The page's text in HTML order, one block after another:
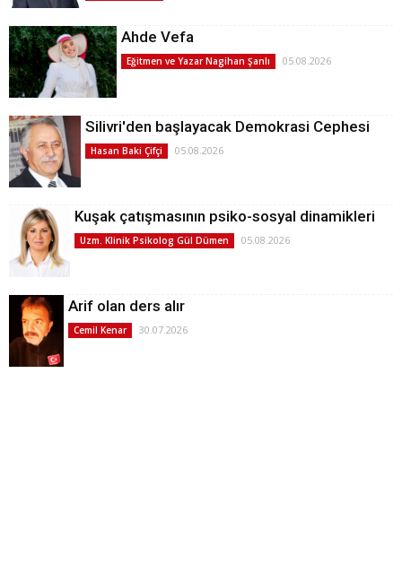
Ahde Vefa
Eğitmen ve Yazar Nagihan Şanlı 05.08.2026
Silivri'den başlayacak Demokrasi Cephesi
Hasan Baki Çifçi 05.08.2026
Kuşak çatışmasının psiko-sosyal dinamikleri
Uzm. Klinik Psikolog Gül Dümen 05.08.2026
Arif olan ders alır
Cemil Kenar 30.07.2026